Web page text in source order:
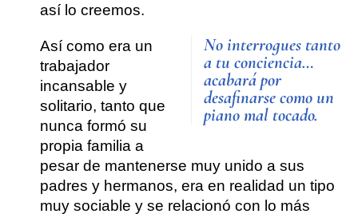
así lo creemos.
No interrogues tanto
a tu conciencia…
acabará por
desafinarse como un
piano mal tocado.
Así como era un
trabajador
incansable y
solitario, tanto que
nunca formó su
propia familia a
pesar de mantenerse muy unido a sus
padres y hermanos, era en realidad un tipo
muy sociable y se relacionó con lo más